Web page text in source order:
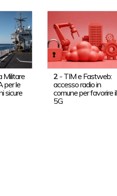
Militare
per le
sicure
2 - TIM e Fastweb:
accesso radio in
comune per favorire il
5G